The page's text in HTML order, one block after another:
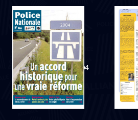
Décembre 2004